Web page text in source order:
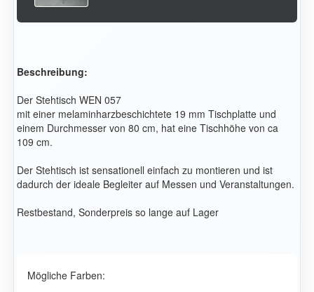
Beschreibung:
Der Stehtisch WEN 057
mit einer melaminharzbeschichtete 19 mm Tischplatte und
einem Durchmesser von 80 cm, hat eine Tischhöhe von ca
109 cm.
Der Stehtisch ist sensationell einfach zu montieren und ist
dadurch der ideale Begleiter auf Messen und Veranstaltungen.
Restbestand, Sonderpreis so lange auf Lager
Mögliche Farben: